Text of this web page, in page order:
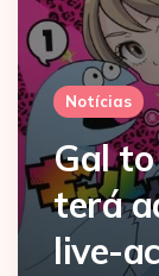
Notícias
Gal
terá
live-